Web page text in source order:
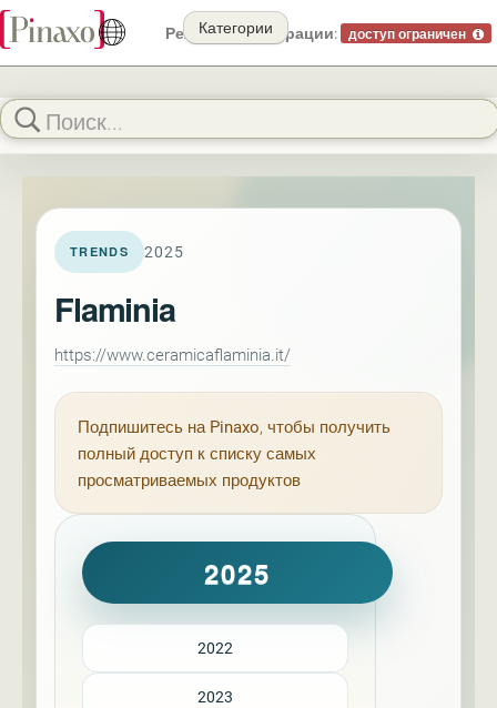
Режим демонстрации: доступ ограничен
Категории
TRENDS 2025
Flaminia
https://www.ceramicaflaminia.it/
Подпишитесь на Pinaxo, чтобы получить
полный доступ к списку самых
просматриваемых продуктов
2025
2022
2023